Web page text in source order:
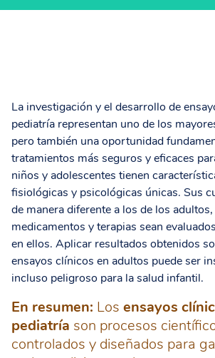
La investigación y el desarrollo de
pediatría representan uno de los
pero también una oportunidad
tratamientos más seguros y eficaces
niños y adolescentes tienen
fisiológicas y psicológicas únicas. Sus
de manera diferente a los de los
medicamentos y terapias sean
en ellos. Aplicar resultados obtenidos
ensayos clínicos en adultos puede ser
incluso peligroso para la salud infantil.
En resumen: Los ensayos
pediatría son procesos
controlados y diseñados para